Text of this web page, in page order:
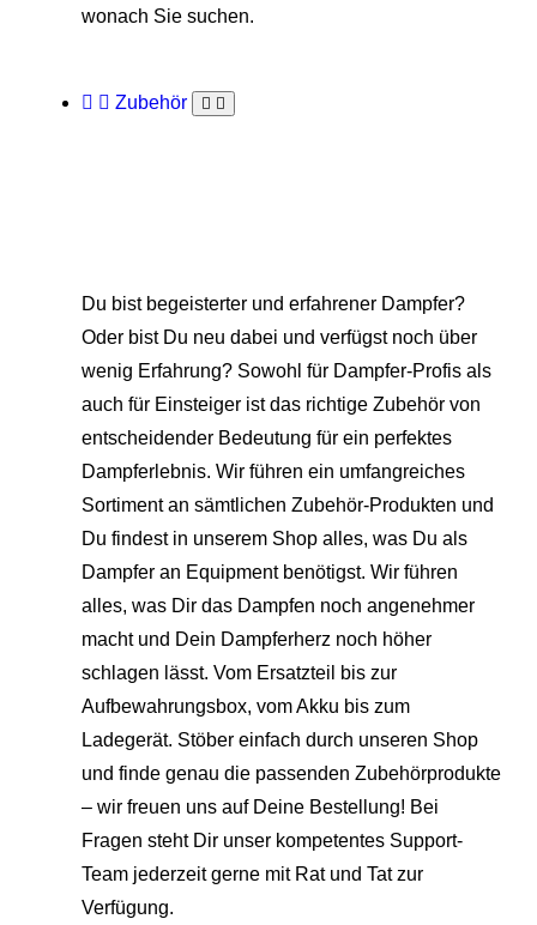
wonach Sie suchen.
Zubehör
Du bist begeisterter und erfahrener Dampfer?
Oder bist Du neu dabei und verfügst noch über
wenig Erfahrung? Sowohl für Dampfer-Profis als
auch für Einsteiger ist das richtige Zubehör von
entscheidender Bedeutung für ein perfektes
Dampferlebnis. Wir führen ein umfangreiches
Sortiment an sämtlichen Zubehör-Produkten und
Du findest in unserem Shop alles, was Du als
Dampfer an Equipment benötigst. Wir führen
alles, was Dir das Dampfen noch angenehmer
macht und Dein Dampferherz noch höher
schlagen lässt. Vom Ersatzteil bis zur
Aufbewahrungsbox, vom Akku bis zum
Ladegerät. Stöber einfach durch unseren Shop
und finde genau die passenden Zubehörprodukte
– wir freuen uns auf Deine Bestellung! Bei
Fragen steht Dir unser kompetentes Support-
Team jederzeit gerne mit Rat und Tat zur
Verfügung.